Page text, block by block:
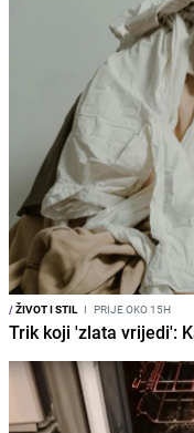
/ŽIVOT I STIL I PRIJE OKO 15H
Trik koji 'zlata vrijedi':